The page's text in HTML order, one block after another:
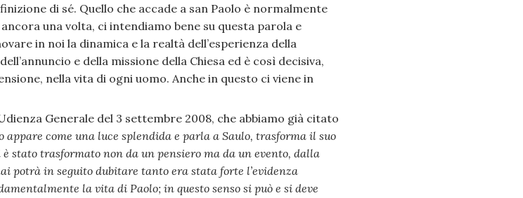
di sé. Quello che accade a san Paolo è normalmente
una volta, ci intendiamo bene su questa parola e
in noi la dinamica e la realtà dell’esperienza della
e della missione della Chiesa ed è così decisiva,
nella vita di ogni uomo. Anche in questo ci viene in
Generale del 3 settembre 2008, che abbiamo già citato
appare come una luce splendida e parla a Saulo, trasforma il suo
stato trasformato non da un pensiero ma da un evento, dalla
potrà in seguito dubitare tanto era stata forte l’evidenza
la vita di Paolo; in questo senso si può e si deve